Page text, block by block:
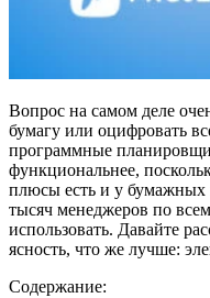
Вопрос на самом деле
бумагу или оцифровать
программные
функциональнее,
плюсы есть и у бумажных
тысяч менеджеров по
использовать. Давайте
ясность, что же лучше:
Содержание: